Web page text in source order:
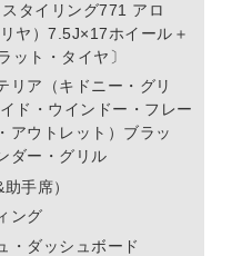
タイリング771 アロ
ヤ）7.5J×17ホイール＋
ット・タイヤ〕
リア（キドニー・グリ
ド・ウインドー・フレー
アウトレット）ブラッ
ダー・グリル
手席）
ング
・ダッシュボード